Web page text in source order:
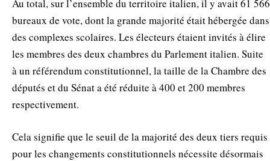
Au total, sur l’ensemble du territoire italien, il y avait 61 566
bureaux de vote, dont la grande majorité était hébergée dans
des complexes scolaires. Les électeurs étaient invités à élire
les membres des deux chambres du Parlement italien. Suite
à un référendum constitutionnel, la taille de la Chambre des
députés et du Sénat a été réduite à 400 et 200 membres
respectivement.
Cela signifie que le seuil de la majorité des deux tiers requis
pour les changements constitutionnels nécessite désormais